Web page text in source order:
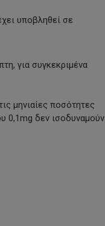
υποβληθεί σε
για συγκεκριμένα
μηνιαίες ποσότητες
0,1mg δεν ισοδυναμούν